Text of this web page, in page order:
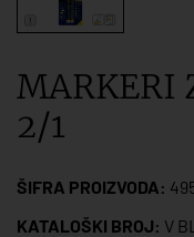
MARKERI
2/1
ŠIFRA PROIZVODA:
KATALOŠKI BROJ: V